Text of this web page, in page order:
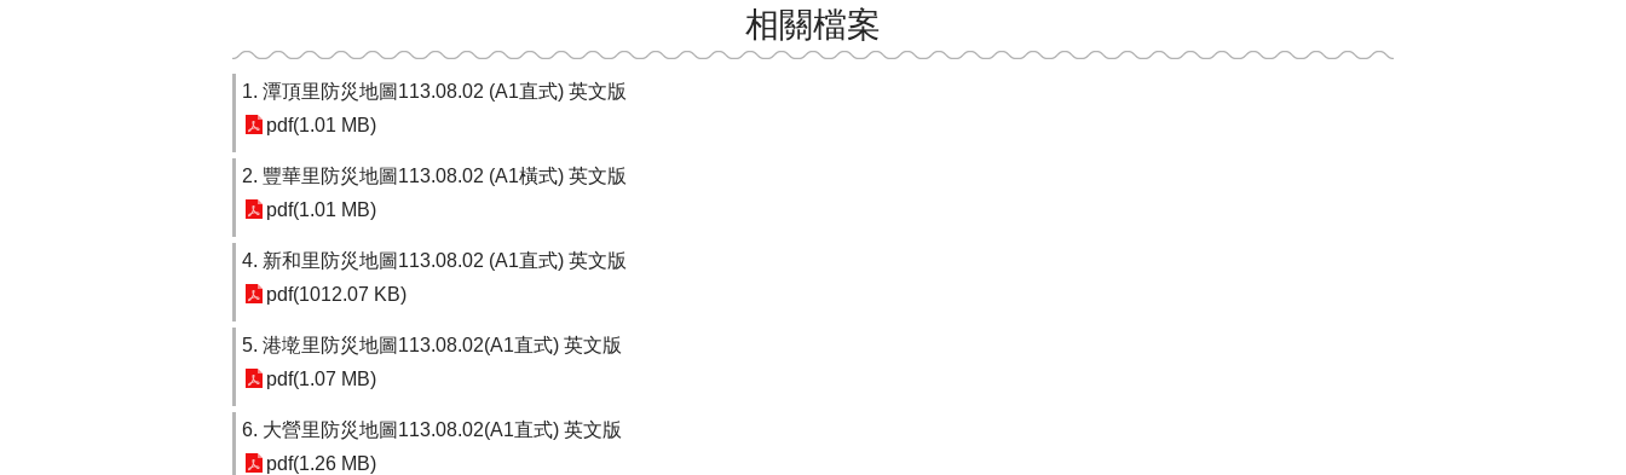
相關檔案
1. 潭頂里防災地圖113.08.02 (A1直式) 英文版
pdf(1.01 MB)
2. 豐華里防災地圖113.08.02 (A1橫式) 英文版
pdf(1.01 MB)
4. 新和里防災地圖113.08.02 (A1直式) 英文版
pdf(1012.07 KB)
5. 港墘里防災地圖113.08.02(A1直式) 英文版
pdf(1.07 MB)
6. 大營里防災地圖113.08.02(A1直式) 英文版
pdf(1.26 MB)